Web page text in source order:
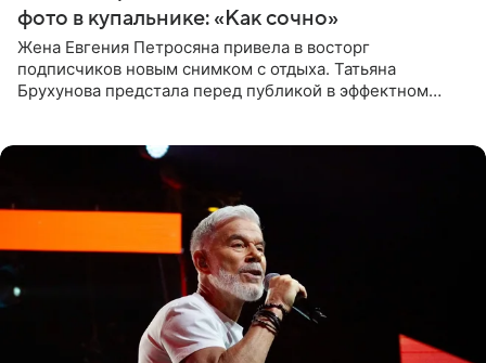
фото в купальнике: «Как сочно»
Жена Евгения Петросяна привела в восторг
подписчиков новым снимком с отдыха. Татьяна
Брухунова предстала перед публикой в эффектном